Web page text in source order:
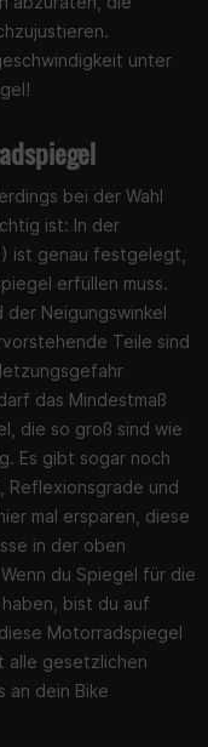
unter
bei der Wahl
ist: In der
ist genau festgelegt,
erfüllen muss.
der Neigungswinkel
Teile sind
das Mindestmaß
die so groß sind wie
Es gibt sogar noch
Reflexionsgrade und
mal ersparen, diese
in der oben
du Spiegel für die
bist du auf
Motorradspiegel
alle gesetzlichen
an dein Bike